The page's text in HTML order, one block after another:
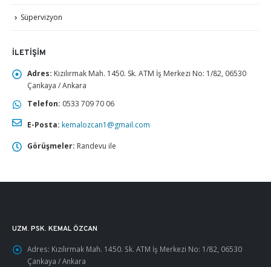
Süpervizyon
İLETIŞIM
Adres: Kızılırmak Mah. 1450. Sk. ATM İş Merkezi No: 1/82, 06530
Çankaya / Ankara
Telefon: 0533 709 70 06
E-Posta: kemalozcan1@gmail.com
Görüşmeler: Randevu ile
UZM. PSK. KEMAL ÖZCAN
Adres: Kızılırmak Mah. 1450. Sk. ATM İş Merkezi No: 1/82, 06530
Çankaya / Ankara